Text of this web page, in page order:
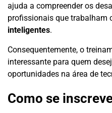
ajuda a compreender os
profissionais que trabalham
inteligentes.
Consequentemente, o
interessante para quem
oportunidades na área de
Como se